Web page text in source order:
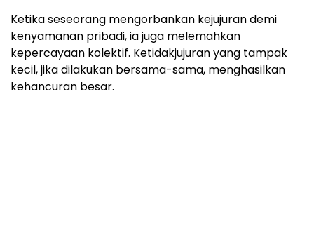
Ketika seseorang mengorbankan kejujuran demi
kenyamanan pribadi, ia juga melemahkan
kepercayaan kolektif. Ketidakjujuran yang tampak
kecil, jika dilakukan bersama-sama, menghasilkan
kehancuran besar.